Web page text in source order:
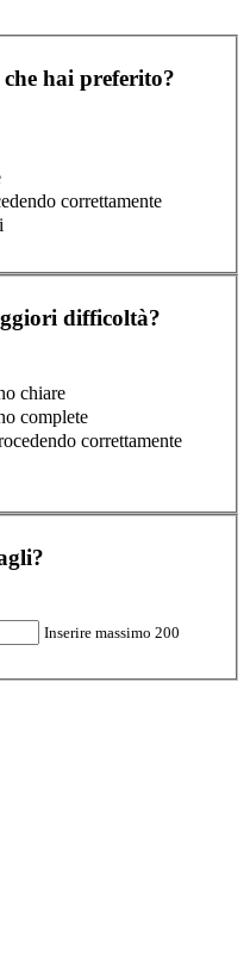
hai preferito?
correttamente
difficoltà?
chiare
complete
correttamente
Inserire massimo 200